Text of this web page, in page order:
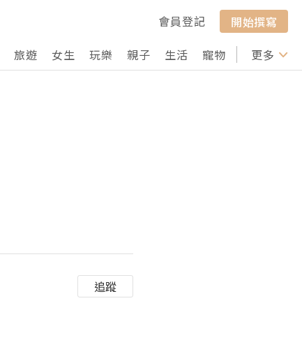
會員登記
開始撰寫
旅遊 女生 玩樂 親子 生活 寵物 行山 打卡
更多
追蹤